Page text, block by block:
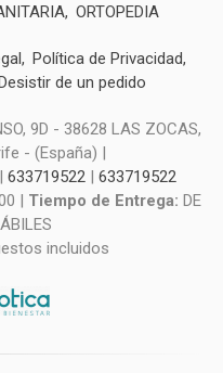
ORTOPEDIA
Política de Privacidad
de un pedido
9D - 38628 LAS ZOCAS,
- (España) |
633719522 | 633719522
| Tiempo de Entrega: DE
incluidos